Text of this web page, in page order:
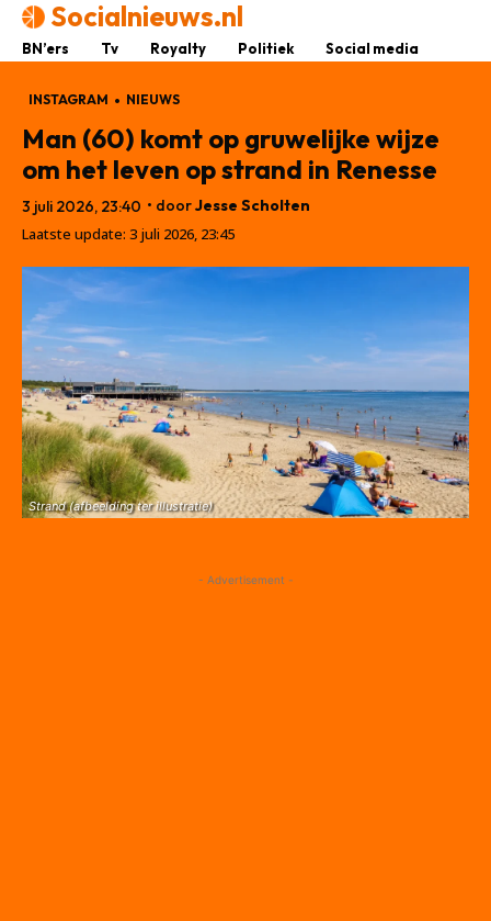
Socialnieuws.nl
BN’ers Tv Royalty Politiek Social media
INSTAGRAM NIEUWS
Man (60) komt op gruwelijke wijze
om het leven op strand in Renesse
3 juli 2026, 23:40 • doorJesse Scholten
Laatste update: 3 juli 2026, 23:45
Strand (afbeelding ter illustratie)
- Advertisement -